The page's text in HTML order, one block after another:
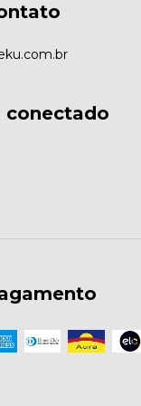
conectado